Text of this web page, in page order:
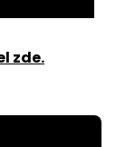
zde.